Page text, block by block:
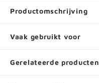
Productomschrijving
Vaak gebruikt voor
Gerelateerde producten